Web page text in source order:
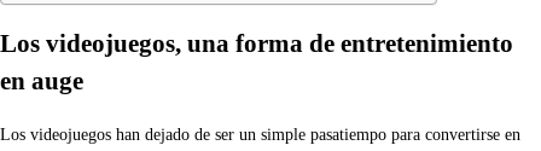
Los videojuegos, una forma de entretenimiento
en auge
Los videojuegos han dejado de ser un simple pasatiempo para convertirse en